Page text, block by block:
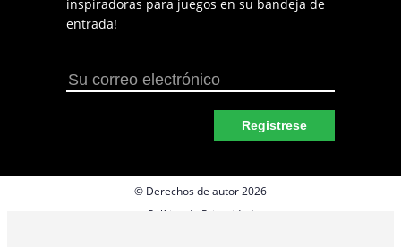
inspiradoras para juegos en su bandeja de
entrada!
Registrese
© Derechos de autor 2026
Política de Privacidad